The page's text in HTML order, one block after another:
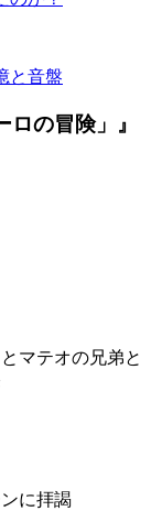
と音盤
ロの冒険」』
マテオの兄弟と
に拝謁